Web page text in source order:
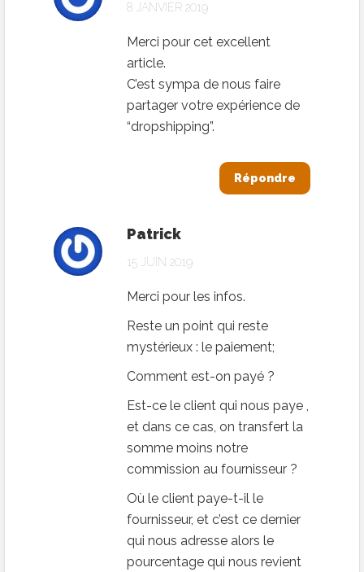
8 JANVIER 2019
Merci pour cet excellent
article.
C’est sympa de nous faire
partager votre expérience de
“dropshipping”.
Répondre
Patrick
15 JUIN 2019
Merci pour les infos.
Reste un point qui reste
mystérieux : le paiement;
Comment est-on payé ?
Est-ce le client qui nous paye ,
et dans ce cas, on transfert la
somme moins notre
commission au fournisseur ?
Où le client paye-t-il le
fournisseur, et c’est ce dernier
qui nous adresse alors le
pourcentage qui nous revient